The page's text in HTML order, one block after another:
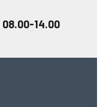
08.00-14.00